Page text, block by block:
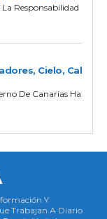
Responsabilidad
Cielo, Cal
De Canarias Ha
Y
Trabajan A Diario